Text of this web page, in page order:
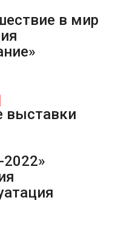
в мир
выставки